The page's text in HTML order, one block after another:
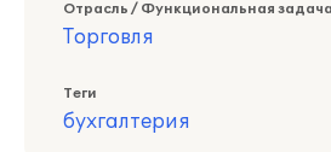
Отрасль / Функциональная задача
Торговля
Теги
бухгалтерия